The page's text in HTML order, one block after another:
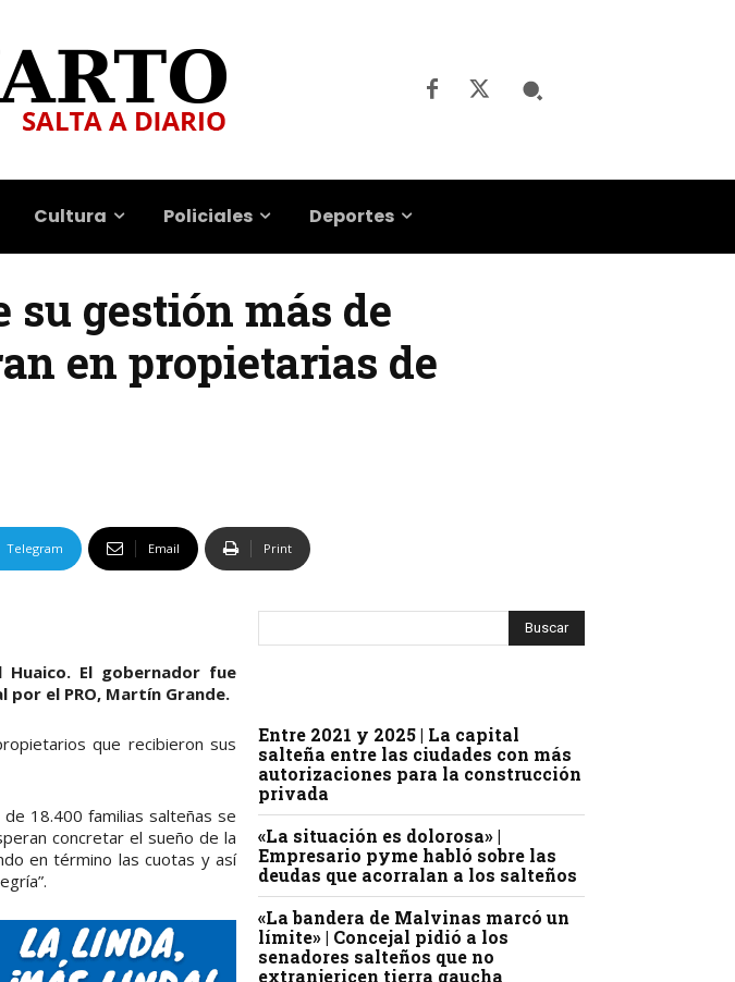
Cultura Policiales Deportes
gestión más de
en propietarias de
Telegram Email Print
El gobernador fue
el PRO, Martín Grande.
que recibieron sus
18.400 familias salteñas se
concretar el sueño de la
en término las cuotas y así
Entre 2021 y 2025 | La capital
salteña entre las ciudades con más
autorizaciones para la construcción
privada
«La situación es dolorosa» |
Empresario pyme habló sobre las
deudas que acorralan a los salteños
«La bandera de Malvinas marcó un
límite» | Concejal pidió a los
senadores salteños que no
extranjericen tierra gaucha